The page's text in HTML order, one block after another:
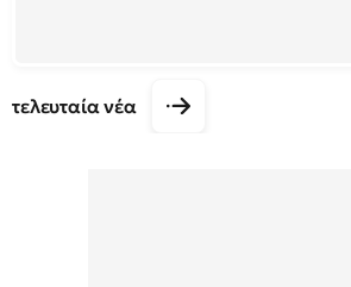
τελευταία νέα